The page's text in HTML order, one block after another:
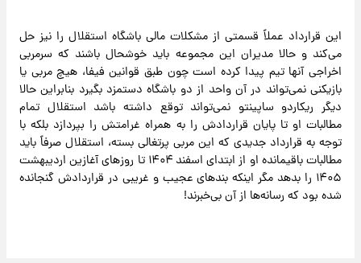
این قرارداد عملاً قسمتی از مشکلات مالی باشگاه استقلال را نیز حل
می‌کند و حالا مدیران این مجموعه باید خوشحال باشند که سرمربی
اخراجی آنها تیم پیدا کرده است چون طبق قوانین فیفا، هیچ مربی یا
بازیکنی نمی‌تواند در آن واحد از دو باشگاه دستمزد بگیرد بنابراین حالا
دیگر ریکاردو ساپینتو نمی‌تواند توقع داشته باشد استقلال تمام
مطالبات او تا پایان قراردادش را به همراه غرامتش را بپردازد بلکه با
توجه به قرارداد جدیدی که این مربی پرتغالی بسته، استقلال صرفاً باید
مطالبات باقیمانده او از ابتدای اسفند ۱۴۰۴ تا روزهای آغازین اردیبهشت
۱۴۰۵ را بدهد مگر اینکه بندهای عجیب و غریبی در قراردادش گنجانده
شده بود که رسانه‌ها از آن بی‌خبرند!